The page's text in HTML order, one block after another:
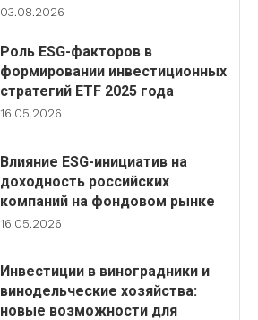
03.08.2026
Роль ESG-факторов в
формировании инвестиционных
стратегий ETF 2025 года
16.05.2026
Влияние ESG-инициатив на
доходность российских
компаний на фондовом рынке
16.05.2026
Инвестиции в виноградники и
винодельческие хозяйства:
новые возможности для